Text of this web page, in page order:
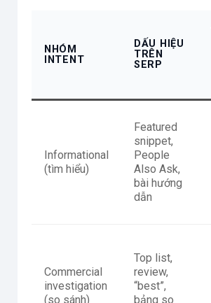
NHÓM
INTENT
DẤU HIỆU
TRÊN
SERP
Informational
(tìm hiểu)
Featured
snippet,
People
Also Ask,
bài hướng
dẫn
Commercial
investigation
(so sánh)
Top list,
review,
“best”,
bảng so